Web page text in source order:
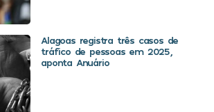
Alagoas registra três casos de
tráfico de pessoas em 2025,
aponta Anuário